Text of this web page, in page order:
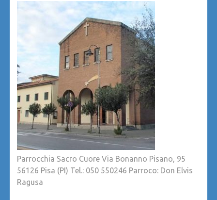
Parrocchia Sacro Cuore Via Bonanno Pisano, 95
56126 Pisa (PI) Tel.: 050 550246 Parroco: Don Elvis
Ragusa